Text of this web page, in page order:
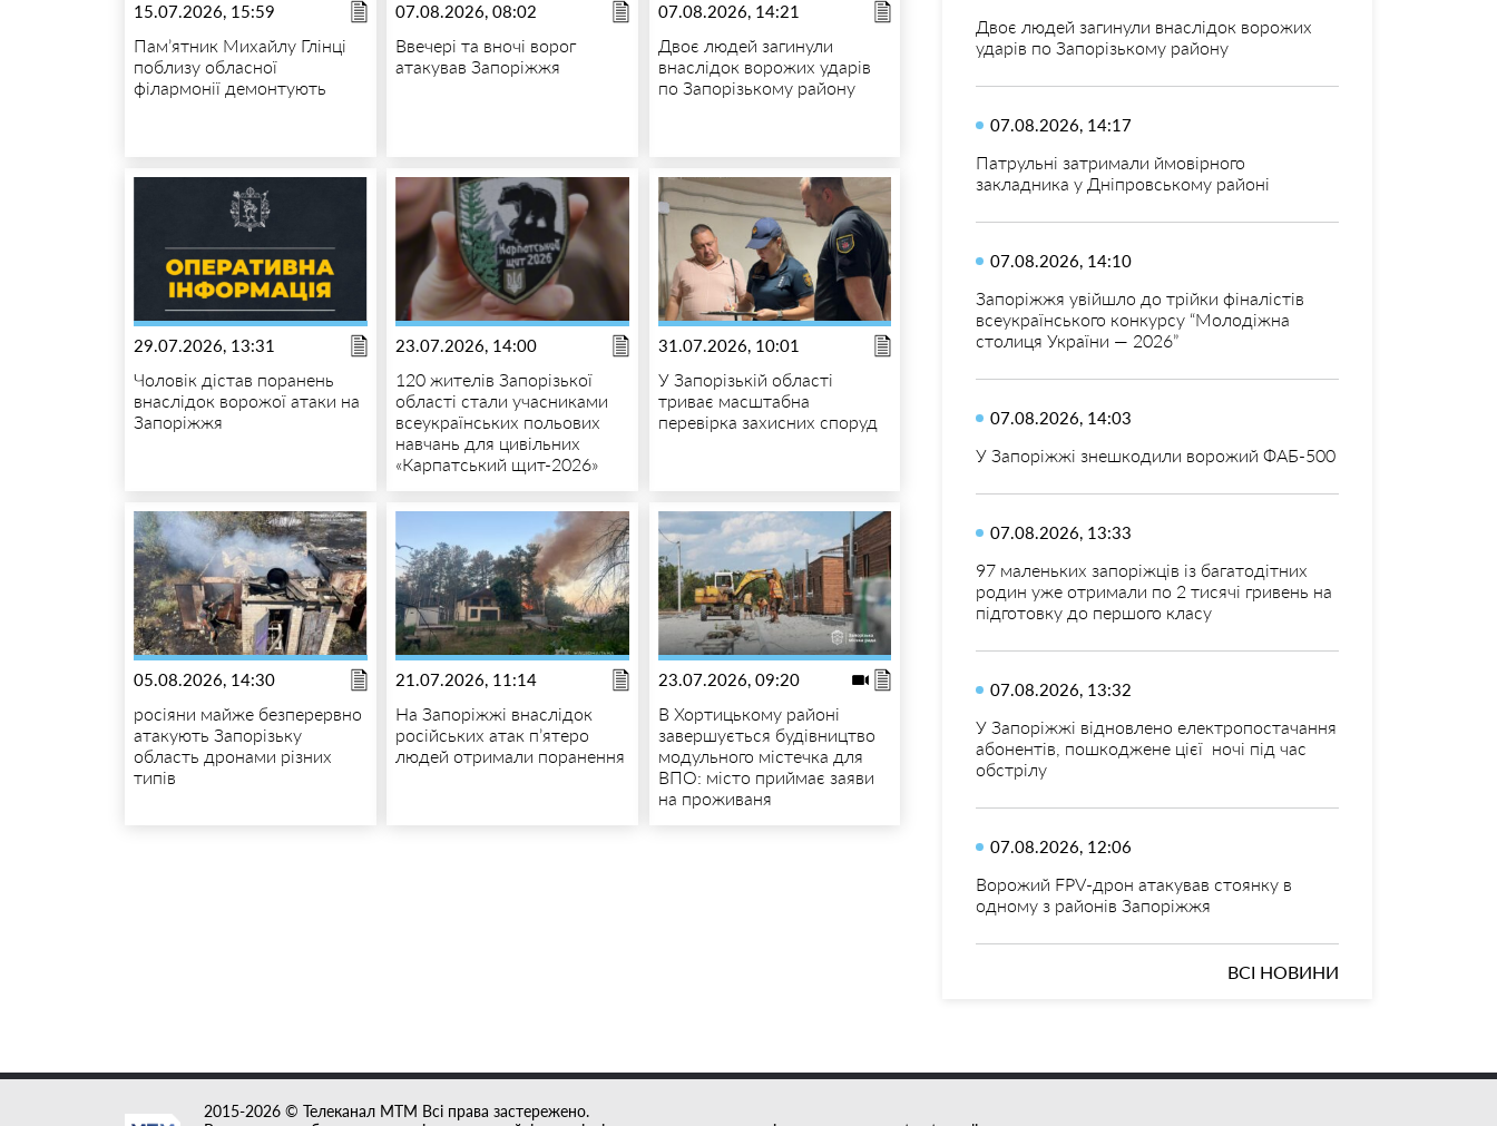
15.07.2026, 15:59
Пам’ятник Михайлу Глінці
поблизу обласної
філармонії демонтують
07.08.2026, 08:02
Ввечері та вночі ворог
атакував Запоріжжя
07.08.2026, 14:21
Двоє людей загинули
внаслідок ворожих ударів
по Запорізькому району
29.07.2026, 13:31
Чоловік дістав поранень
внаслідок ворожої атаки на
Запоріжжя
23.07.2026, 14:00
120 жителів Запорізької
області стали учасниками
всеукраїнських польових
навчань для цивільних
«Карпатський щит-2026»
31.07.2026, 10:01
У Запорізькій області
триває масштабна
перевірка захисних споруд
05.08.2026, 14:30
росіяни майже безперервно
атакують Запорізьку
область дронами різних
типів
21.07.2026, 11:14
На Запоріжжі внаслідок
російських атак п’ятеро
людей отримали поранення
23.07.2026, 09:20
В Хортицькому районі
завершується будівництво
модульного містечка для
ВПО: місто приймає заяви
на проживаня
Двоє людей загинули внаслідок ворожих
ударів по Запорізькому району
07.08.2026, 14:17
Патрульні затримали ймовірного
закладника у Дніпровському районі
07.08.2026, 14:10
Запоріжжя увійшло до трійки фіналістів
всеукраїнського конкурсу “Молодіжна
столиця України — 2026”
07.08.2026, 14:03
У Запоріжжі знешкодили ворожий ФАБ-500
07.08.2026, 13:33
97 маленьких запоріжців із багатодітних
родин уже отримали по 2 тисячі гривень на
підготовку до першого класу
07.08.2026, 13:32
У Запоріжжі відновлено електропостачання
абонентів, пошкоджене цієї ночі під час
обстрілу
07.08.2026, 12:06
Ворожий FPV-дрон атакував стоянку в
одному з районів Запоріжжя
ВСІ НОВИНИ
2015-2026 © Телеканал MTM Всі права застережено.